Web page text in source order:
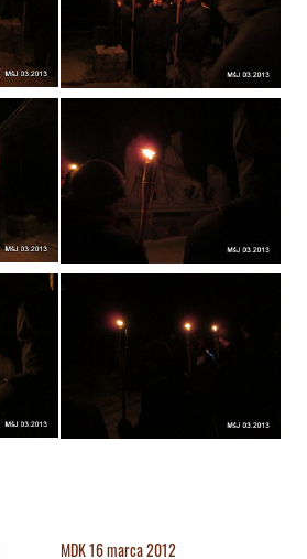
MDK 16 marca 2012